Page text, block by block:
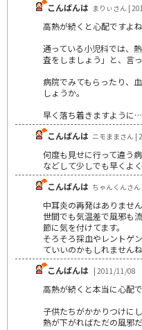
こんばんは まりぃさん |
高熱が続くと心配ですよね
通っている小児科では、
査をしましょう」と、言っ
病院でみてもらったり、
しょうか。
早く落ち着きますように…
こんばんは ニモままさん |
何度も見せに行って違う
などして少しでも早くよ
こんばんは ちゃんくんさ
中耳炎の再発はありませ
世間でも気温差で風邪も
節に気を付けてます。
そろそろ採血やレントゲ
ていいのかもしれませんね
こんばんは | 2011/11/08
高熱が続くと本当に心配
子供たちがかかりつけに
熱が下がればただの風邪